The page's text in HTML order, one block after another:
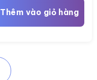
Thêm vào giỏ hàng